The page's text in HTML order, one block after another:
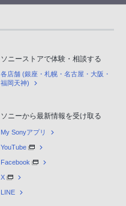
ソニーストアで体験・相談する
各店舗 (銀座・札幌・名古屋・大阪・
福岡天神)
ソニーから最新情報を受け取る
My Sonyアプリ
YouTube
Facebook
X
LINE